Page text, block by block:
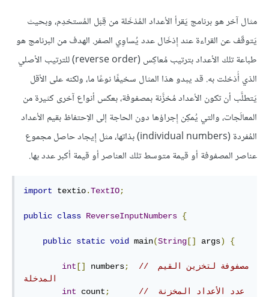
مثال آخر هو برنامج يَقرأ الأعداد المُدْخَلة من قِبَل المُستخدِم، وبحيث
يَتوقَف عن القراءة عند إِدْخَال عدد يُساوِي الصفر. الهدف من البرنامج هو
طباعة تلك الأعداد بترتيب مُعاكِس (reverse order) للترتيب الأصلي
الذي أُدْخلت به. قد يبدو هذا المثال سخيفًا نوعًا ما، ولكنه على الأقل
يَتطلَّب أن تكون الأعداد مُخزَّنة بمصفوفة، بعكس أنواع آخرى كثيرة من
المعالَجات، والتي يُمكِن إِجراؤها دون الحاجة إلى الاِحتفاظ بقيم الأعداد
المُفردة (individual numbers) بذاتها، مثل إِيجاد حاصل مجموع
عناصر المصفوفة أو قيمة متوسط تلك العناصر أو قيمة أكبر عدد بها.
import textio.TextIO;
public class ReverseInputNumbers {
public static void main(String [] args) {
int [] numbers;
// مصفوفة لتخزين القيم
المدخلة
int count ;
// عدد الأعداد المخزنة